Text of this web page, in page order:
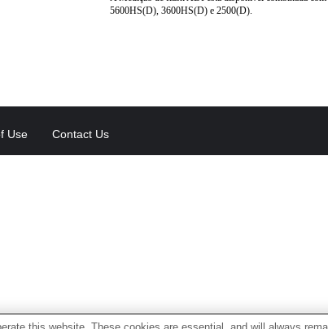
5600HS(D), 3600HS(D) e 2500(D).
Use Contact Us